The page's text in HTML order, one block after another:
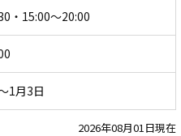
・15:00〜20:00
1月3日
2026年08月01日現在